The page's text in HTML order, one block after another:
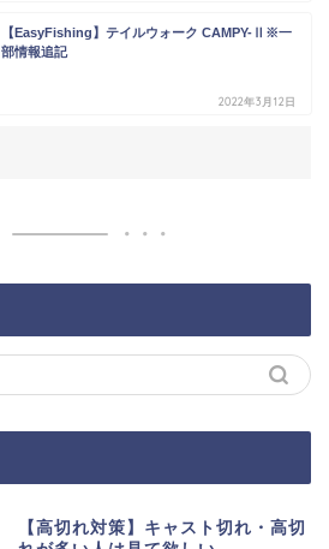
【EasyFishing】テイルウォーク CAMPY-Ⅱ※一
部情報追記
2022年3月12日
【高切れ対策】キャスト切れ・高切